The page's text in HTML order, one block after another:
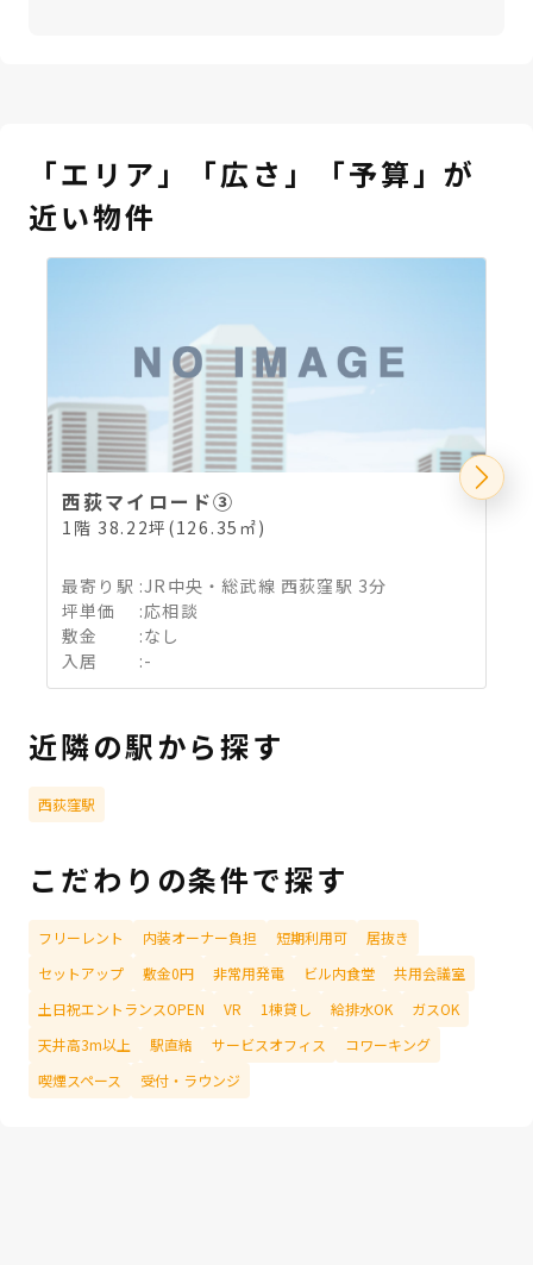
「エリア」「広さ」「予算」が
近い物件
西荻マイロード③
1階 38.22坪(126.35㎡)
最寄り駅 :JR中央・総武線 西荻窪駅 3分
坪単価
:応相談
敷金
:なし
入居
:-
近隣の駅から探す
西荻窪駅
こだわりの条件で探す
フリーレント 内装オーナー負担 短期利用可
居抜き
セットアップ
敷金0円 非常用発電 ビル内食堂
共用会議室
土日祝エントランスOPEN
VR 1棟貸し 給排水OK
ガスOK
天井高3m以上
駅直結 サービスオフィス
コワーキング
喫煙スペース
受付・ラウンジ